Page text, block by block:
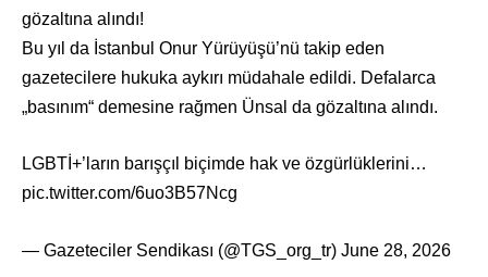
gözaltına alındı!
Bu yıl da İstanbul Onur Yürüyüşü’nü takip eden
gazetecilere hukuka aykırı müdahale edildi. Defalarca
„basınım“ demesine rağmen Ünsal da gözaltına alındı.
LGBTİ+’ların barışçıl biçimde hak ve özgürlüklerini…
pic.twitter.com/6uo3B57Ncg
— Gazeteciler Sendikası (@TGS_org_tr) June 28, 2026